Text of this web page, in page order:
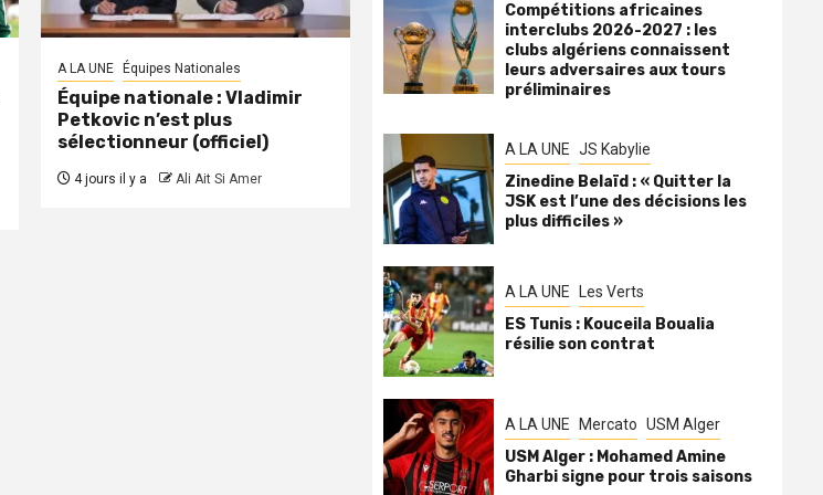
A LA UNE Équipes Nationales
Équipe nationale : Vladimir
Petkovic n’est plus
sélectionneur (officiel)
4 jours il y a Ali Ait Si Amer
Compétitions africaines
interclubs 2026-2027 : les
clubs algériens connaissent
leurs adversaires aux tours
préliminaires
A LA UNE JS Kabylie
Zinedine Belaïd : « Quitter la
JSK est l’une des décisions les
plus difficiles »
A LA UNE Les Verts
ES Tunis : Kouceila Boualia
résilie son contrat
A LA UNE Mercato USM Alger
USM Alger : Mohamed Amine
Gharbi signe pour trois saisons